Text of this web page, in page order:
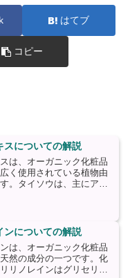
はてブ
コピー
スについての解説
は、オーガニック化粧品
く使用されている植物由
。タイソウは、主にアジ
Cやビタミ...
ンについての解説
は、オーガニック化粧品
然の成分の一つです。化
リノレインはグリセリン